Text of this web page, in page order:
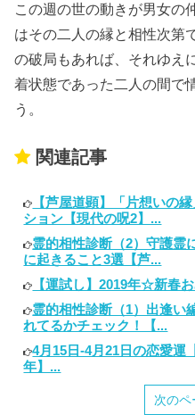
この週の世の動きが男女の
はその二人の縁と相性次第
の破局もあれば、それゆえ
着状態であった二人の間で
う。
関連記事
【芦屋道顕】「片想いの
ション【現代の呪2】...
霊的相性診断（2）守護霊
に起きること3選【芦...
【運試し】2019年☆新春
霊的相性診断（1）出逢い
れてるかチェック！【...
4月15日-4月21日の恋愛
年】...
次の